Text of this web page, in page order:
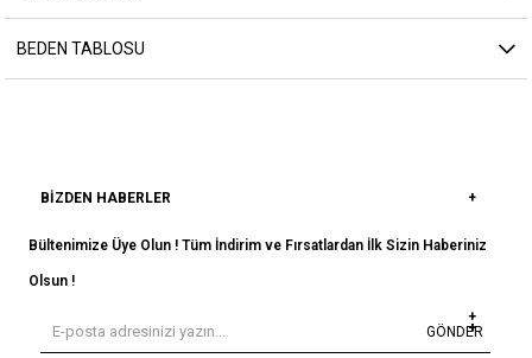
BEDEN TABLOSU
BIZDEN HABERLER
Bültenimize Üye Olun ! Tüm İndirim ve Fırsatlardan İlk Sizin Haberiniz
Olsun !
GÖNDER